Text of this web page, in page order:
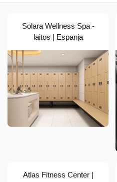
Solara Wellness Spa -
laitos | Espanja
Atlas Fitness Center |